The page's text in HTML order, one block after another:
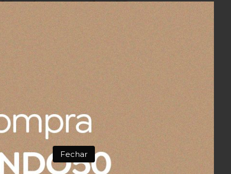
e elementos decorativos em dourado
conferem a esta coleção um estilo
Fechar